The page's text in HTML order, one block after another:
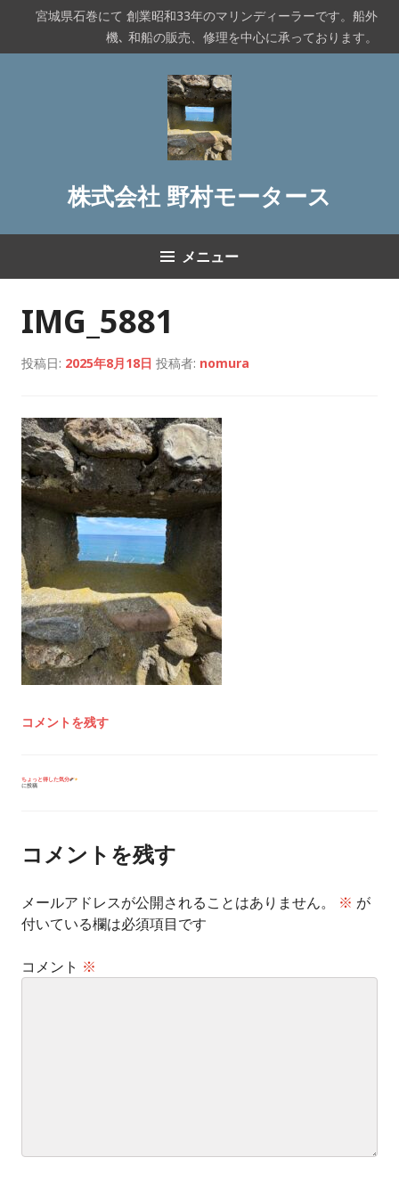
テ
宮城県石巻にて 創業昭和33年のマリンディーラーです。船外
機､ 和船の販売、修理を中心に承っております。
株式会社 野村モータース
メニュー
IMG_5881
投稿日: 2025年8月18日 投稿者: nomura
コメントを残す
投
シ
ョ
ちょっと得した気分
に投稿
コメントを残す
メールアドレスが公開されることはありません。 ※ が
付いている欄は必須項目です
コメント ※